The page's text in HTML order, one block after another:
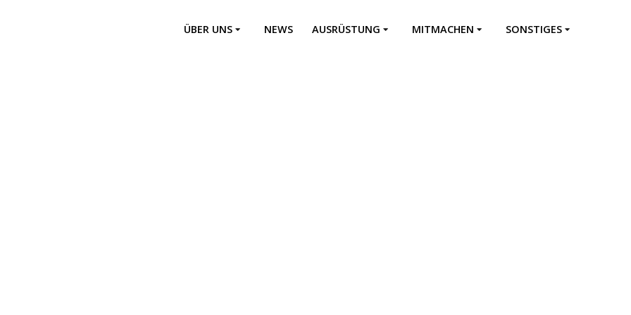
ÜBER UNS NEWS AUSRÜSTUNG MITMACHEN SONSTIGES